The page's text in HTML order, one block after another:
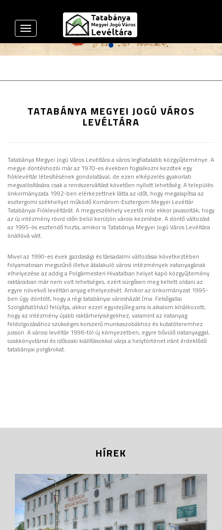
Toggle
navigation
TATABÁNYA MEGYEI JOGÚ VÁROS
LEVÉLTÁRA
Tatabánya Megyei Jogú Város Levéltára a város legfiatalabb közgyűjteménye. A
megye döntéshozói már az 1970-es években foglalkozni kezdtek egy
fióklevéltár létesítésének gondolatával, de ezen elképzelés gyakorlati
megvalósítására csak a rendszerváltást követően nyílott lehetőség. A település
önkormányzata 1992-ben elérkezettnek látta az időt, hogy megalapítsa az
esztergomi székhellyel működő Komárom-Esztergom Megyei Levéltár
Tatabányai Fióklevéltárát. A megyeszékhely vezetői már ekkor javasolták, hogy
az új intézmény rövid időn belül kerüljön városi kezelésbe. A döntő változást
az 1995-ös esztendő hozta, amikor is Tatabánya Megyei Jogú Város Levéltára
önállóvá vált.
Mivel az 1990-es évek gazdasági és társadalmi változásai következtében
folyamatosan megszűnő illetve átalakuló városi intézmények iratanyagának
elhelyezése az addig a Polgármesteri Hivatalban helyet kapó közgyűjtemény
raktáraiban már nem volt lehetséges, ezért sürgősen meg kellett oldani az
egyre növekvő levéltári anyag elhelyezését. Amikor az önkormányzat 1995-
ben úgy döntött, hogy a régi tatabányai városházát (ma: Felsőgallai
Szolgáltatóház) felújítja, akkor ezzel egyidejűleg arra is alkalom kínálkozott,
hogy az intézmény újabb raktárhelyiségekhez, valamint az iratanyag
feldolgozásához szükséges korszerű munkaszobákhoz és kutatóteremhez
jusson. A városi levéltár 1996-tól új környezetben, egyre bővülő iratanyaggal,
szakkönyvtárral és időszaki kiállításokkal várja a helytörténet iránt érdeklődő
tatabányai polgárokat.
HÍREK